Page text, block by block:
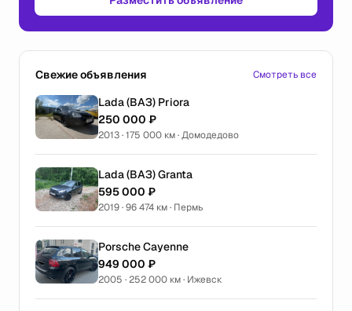
Свежие объявления Смотреть все
Lada (ВАЗ) Priora
250 000 ₽
2013 · 175 000 км · Домодедово
Lada (ВАЗ) Granta
595 000 ₽
2019 · 96 474 км · Пермь
Porsche Cayenne
949 000 ₽
2005 · 252 000 км · Ижевск